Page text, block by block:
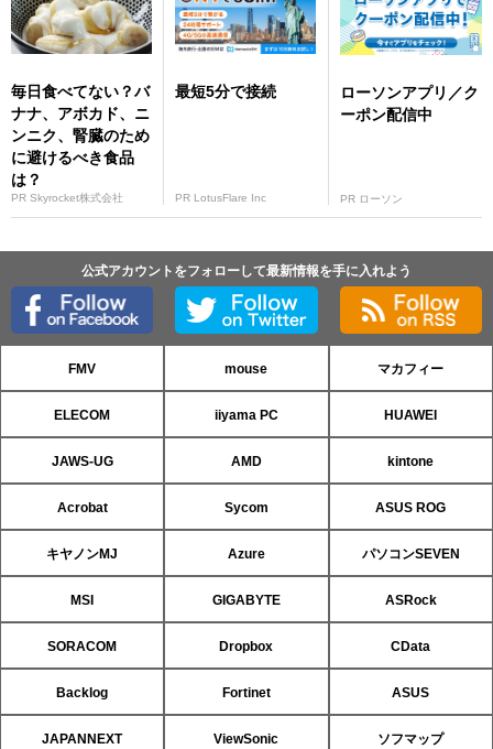
毎日食べてない？バ
ナナ、アボカド、ニ
ンニク、腎臓のため
に避けるべき食品
は？
PR Skyrocket株式会社
最短5分で接続
PR LotusFlare Inc
ローソンアプリ／ク
ーポン配信中
PR ローソン
公式アカウントをフォローして最新情報を手に入れよう
FMV mouse マカフィー
ELECOM iiyama PC HUAWEI
JAWS-UG AMD kintone
Acrobat Sycom ASUS ROG
キヤノンMJ Azure パソコンSEVEN
MSI GIGABYTE ASRock
SORACOM Dropbox CData
Backlog Fortinet ASUS
JAPANNEXT ViewSonic ソフマップ